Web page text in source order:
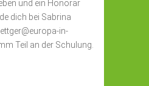
und ein Honorar
dich bei Sabrina
in-
Teil an der Schulung.